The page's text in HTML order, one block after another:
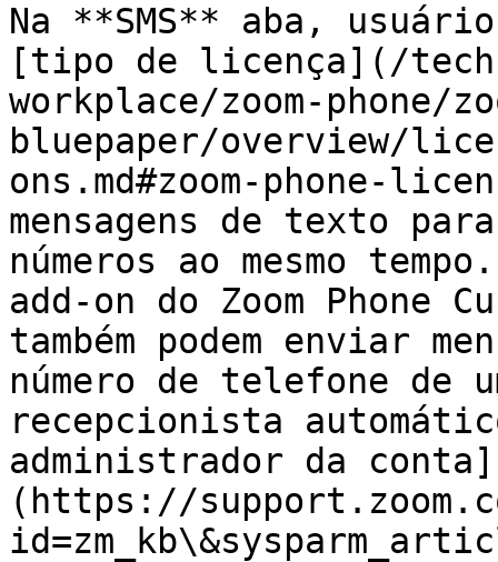
Na **SMS** aba,
[tipo de licença](/
workplace/zoom-phone/
bluepaper/overview/
ons.md#zoom-phone-
mensagens de texto
números ao mesmo
add-on do Zoom Phone
também podem enviar
número de telefone de
recepcionista
administrador da conta]
(https://